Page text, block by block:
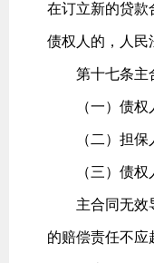
在订立新的贷款
债权人的，人民
第十七条主合
（一）债权人
（二）担保人
（三）债权人
主合同无效导
的赔偿责任不应